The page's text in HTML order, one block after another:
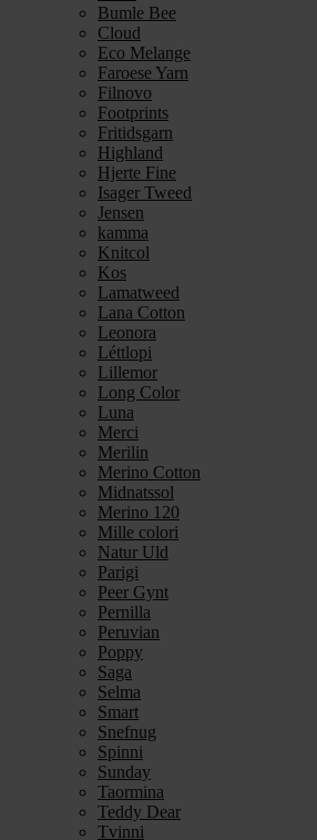
Bumle Bee
Cloud
Eco Melange
Faroese Yarn
Filnovo
Footprints
Fritidsgarn
Highland
Hjerte Fine
Isager Tweed
Jensen
kamma
Knitcol
Kos
Lamatweed
Lana Cotton
Leonora
Léttlopi
Lillemor
Long Color
Luna
Merci
Merilin
Merino Cotton
Midnatssol
Merino 120
Mille colori
Natur Uld
Parigi
Peer Gynt
Pernilla
Peruvian
Poppy
Saga
Selma
Smart
Snefnug
Spinni
Sunday
Taormina
Teddy Dear
Tvinni